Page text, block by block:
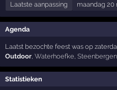
Laatste aanpassing
maandag 20
Agenda
Laatst bezochte feest was op
Outdoor,Waterhoefke,Steenbergen
Statistieken